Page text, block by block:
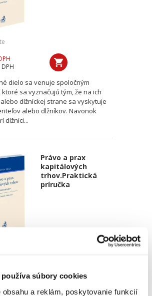
súbory cookies
obsahu a reklám, poskytovanie funkcií
dielo sa venuje spoločným
sa vyznačujú tým, že na ich
dlžníckej strane sa vyskytuje
alebo dlžníkov. Navonok
dlžníci...
Právo a prax
kapitálových
trhov.Praktická
príručka
približuje právnu prax